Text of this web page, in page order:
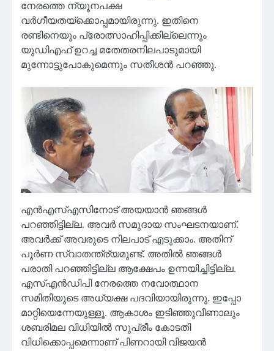
നേരത്തെ ന്യൂനപക്ഷ
വര്‍ഗീയതയ്‌ക്കൊപ്പമായിരുന്നു. ഇതിനെ
രണ്ടിനെയും പ്രോത്സാഹിപ്പിക്കില്ലെന്നും
യുഡിഎഫ് ഉറച്ച മതേതരനിലപാടുമായി
മുന്നോട്ടുപോകുമെന്നും സതീശന്‍ പറഞ്ഞു.
എന്‍എസ്എസിനോട് അയയാന്‍ ഞങ്ങള്‍
പറഞ്ഞിട്ടില്ല. അവര്‍ സമുദായ സംഘടനയാണ്.
അവര്‍ക്ക് അവരുടെ നിലപാട് എടുക്കാം. അതിന്
പൂര്‍ണ സ്വാതന്ത്ര്യമുണ്ട്. അതില്‍ ഞങ്ങള്‍
പരാതി പറഞ്ഞിട്ടില്ല ആക്ഷേപം ഉന്നയിച്ചിട്ടില്ല.
എസ്എന്‍ഡിപി നേരത്തെ നവോത്ഥാന
സമിതിയുടെ അധ്യക്ഷ പദവിയായിരുന്നു. ഇപ്പോ
മാറ്റിയെന്നേയുള്ളൂ. ആകാശം ഇടിഞ്ഞുവീണാലും
ശബരിമല വിധിയില്‍ സുപ്രീം കോടതി
വിധിക്കൊപ്പമെന്നാണ് പിണറായി വിജയന്‍